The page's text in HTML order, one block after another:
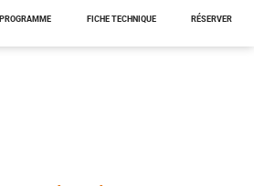
PROGRAMME FICHE TECHNIQUE RÉSERVER